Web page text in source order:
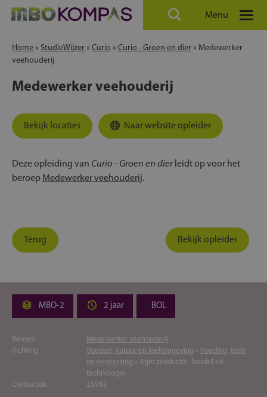
Menu
Home » StudieWijzer » Curio » Curio - Groen en dier » Medewerker
veehouderij
Medewerker veehouderij
Bekijk locaties Naar website opleider
Deze opleiding van Curio - Groen en dierleidt op voor het
beroep Medewerker veehouderij.
Terug Bekijk opleider
MBO-2 2 jaar BOL
Beroep
Medewerker veehouderij
Richting
Voedsel, natuur en leefomgeving » Voeding, teelt
en verwerking » Agro productie, handel en
technologie
Crebocode
25983